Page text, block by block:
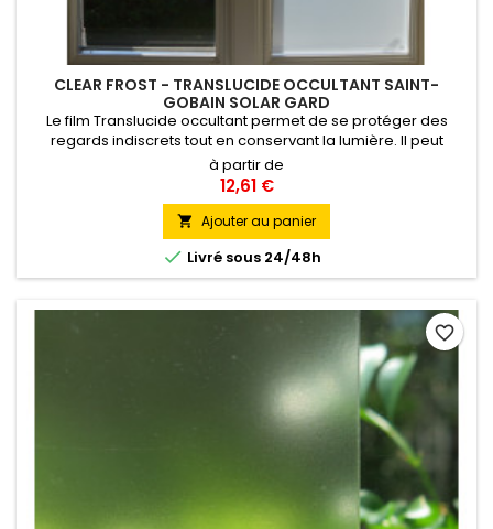
CLEAR FROST - TRANSLUCIDE OCCULTANT SAINT-
GOBAIN SOLAR GARD
Le film Translucide occultant permet de se protéger des
regards indiscrets tout en conservant la lumière. Il peut
également être découpé puis appliqué en bandes, carrés
ou autres motifs géométriques ou artistiques. Pose Intérieure
à partir de
12,61 €
 Ajouter au panier
 Livré sous 24/48h
favorite_border